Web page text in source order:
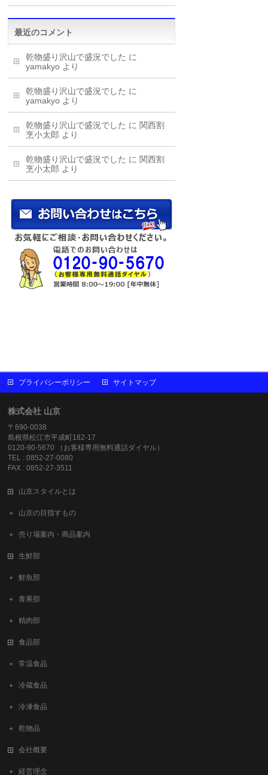
最近のコメント
乾物盛り沢山で盛況でした に
yamakyo より
乾物盛り沢山で盛況でした に
yamakyo より
乾物盛り沢山で盛況でした に 関西割
烹小太郎 より
乾物盛り沢山で盛況でした に 関西割
烹小太郎 より
プライバシーポリシー サイトマップ
株式会社 山京
〒690-0038
島根県松江市平成町182-17
0120-90-5670 （お客様専用無料通話ダイヤル）
TEL : 0852-27-0080
FAX : 0852-27-3511
山京スタイルとは
山京の目指すもの
売り場案内・商品案内
生鮮部
鮮魚部
青果部
精肉部
食品部
常温食品
冷蔵食品
冷凍食品
乾物品
会社概要
経営理念